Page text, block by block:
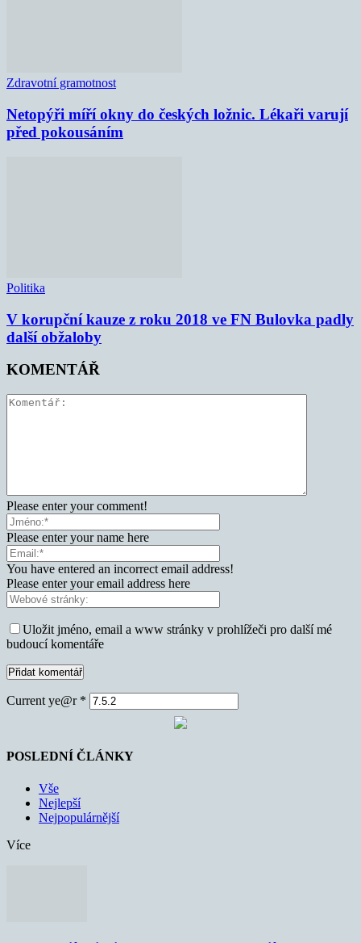
Zdravotní gramotnost
Netopýři míří okny do českých ložnic. Lékaři varují
před pokousáním
Politika
V korupční kauze z roku 2018 ve FN Bulovka padly
další obžaloby
KOMENTÁŘ
Please enter your comment!
Please enter your name here
You have entered an incorrect email address!
Please enter your email address here
Uložit jméno, email a www stránky v prohlížeči pro další mé
budoucí komentáře
Current ye@r *
POSLEDNÍ ČLÁNKY
Vše
Nejlepší
Nejpopulárnější
Více